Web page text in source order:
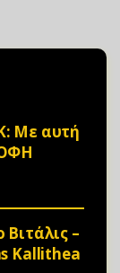
Με αυτή
–
Kallithea